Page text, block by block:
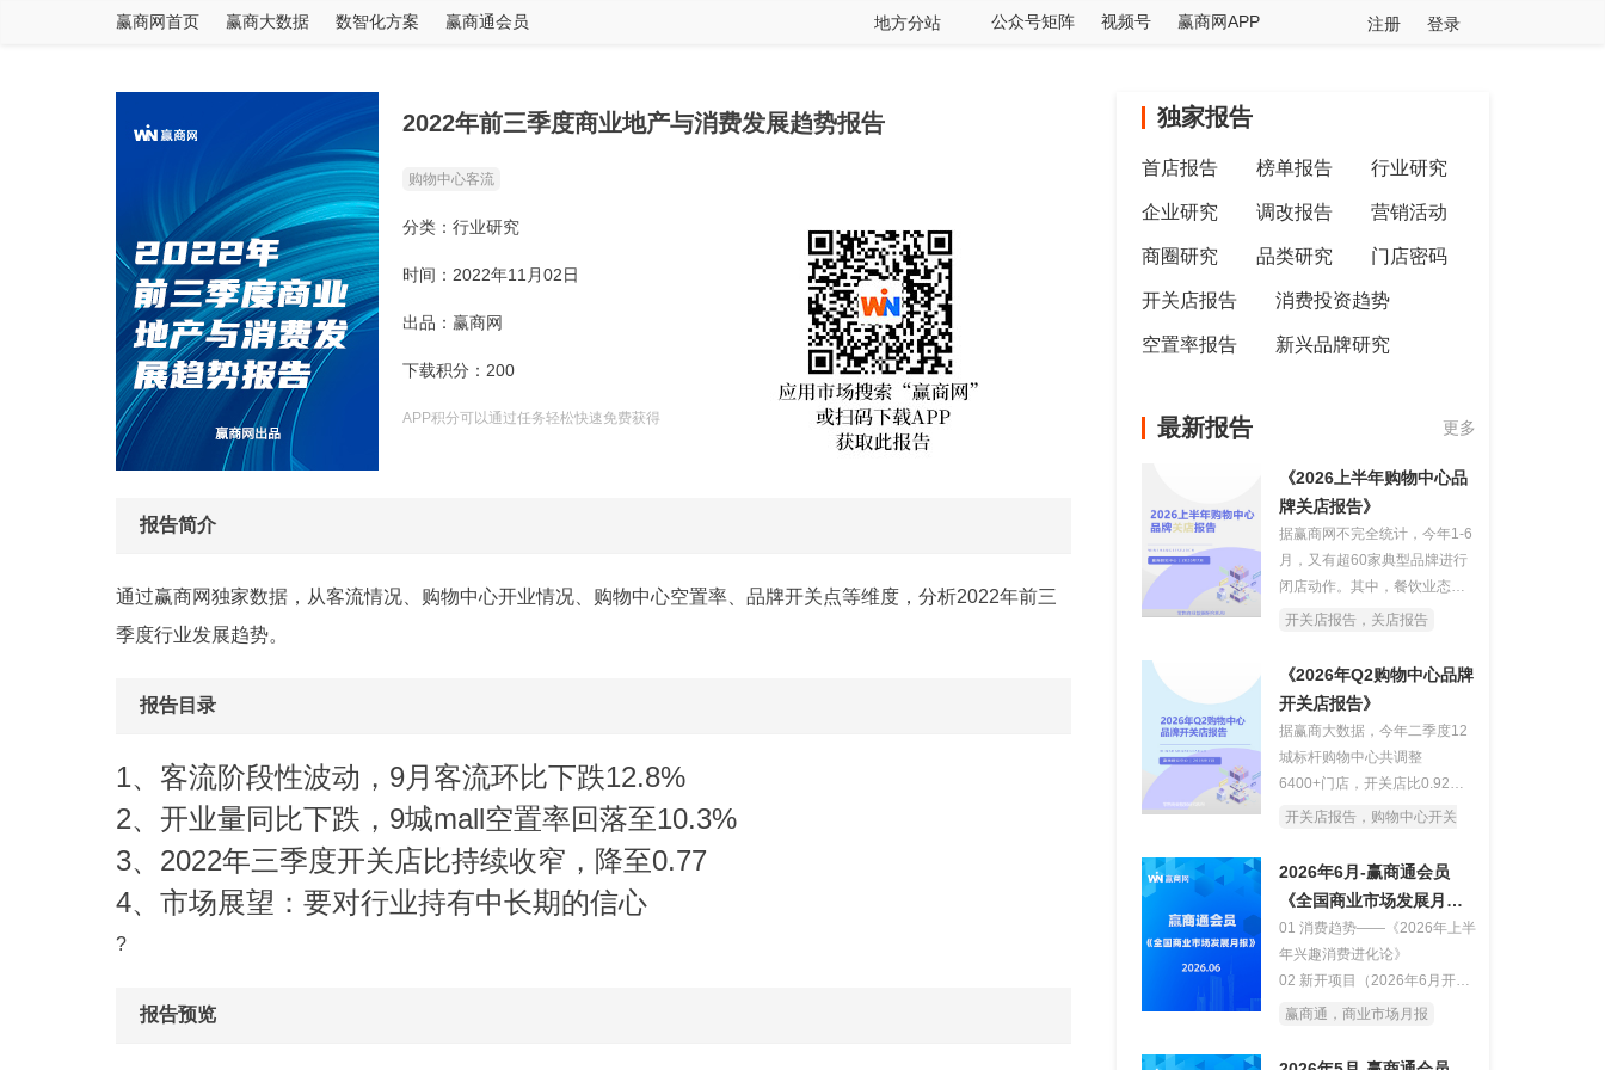
赢商网首页 赢商大数据 数智化方案 赢商通会员 地方分站 公众号矩阵 视频号 赢商网APP 注册 登录
2022年前三季度商业地产与消费发展趋势报告
购物中心客流
分类：行业研究
时间：2022年11月02日
出品：赢商网
下载积分：200
APP积分可以通过任务轻松快速免费获得
报告简介
通过赢商网独家数据，从客流情况、购物中心开业情况、购物中心空置率、品牌开关点等维度，分析2022年前三
季度行业发展趋势。
报告目录
1、客流阶段性波动，9月客流环比下跌12.8%
2、开业量同比下跌，9城mall空置率回落至10.3%
3、2022年三季度开关店比持续收窄，降至0.77
4、市场展望：要对行业持有中长期的信心
?
报告预览
独家报告
首店报告 榜单报告 行业研究
企业研究 调改报告 营销活动
商圈研究 品类研究 门店密码
开关店报告 消费投资趋势
空置率报告 新兴品牌研究
最新报告 更多
《2026上半年购物中心品
牌关店报告》
据赢商网不完全统计，今年1-6
月，又有超60家典型品牌进行
闭店动作。其中，餐饮业态占
比超一半，仍是重灾区。
开关店报告，关店报告
《2026年Q2购物中心品牌
开关店报告》
据赢商大数据，今年二季度12
城标杆购物中心共调整
6400+门店，开关店比0.92，
略显疲软。数字背后，是商业
开关店报告，购物中心开关
2026年6月-赢商通会员
《全国商业市场发展月
报》
01 消费趋势——《2026年上半
年兴趣消费进化论》
02 新开项目（2026年6月开业
项目解读）
新店盘点及案例解读）
赢商通，商业市场月报